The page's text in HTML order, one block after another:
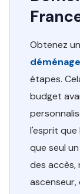
Obtenez
étapes.
budget
l'esprit que
que seul
des accès,
ascenseur,